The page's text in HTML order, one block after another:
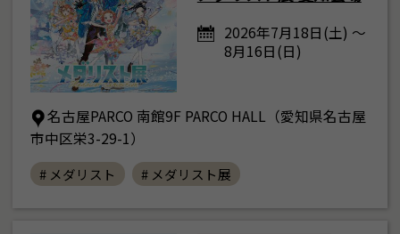
2026年7月18日(土) ～
8月16日(日)
名古屋PARCO 南館9F PARCO HALL（愛知県名古屋
市中区栄3-29-1）
# メダリスト # メダリスト展